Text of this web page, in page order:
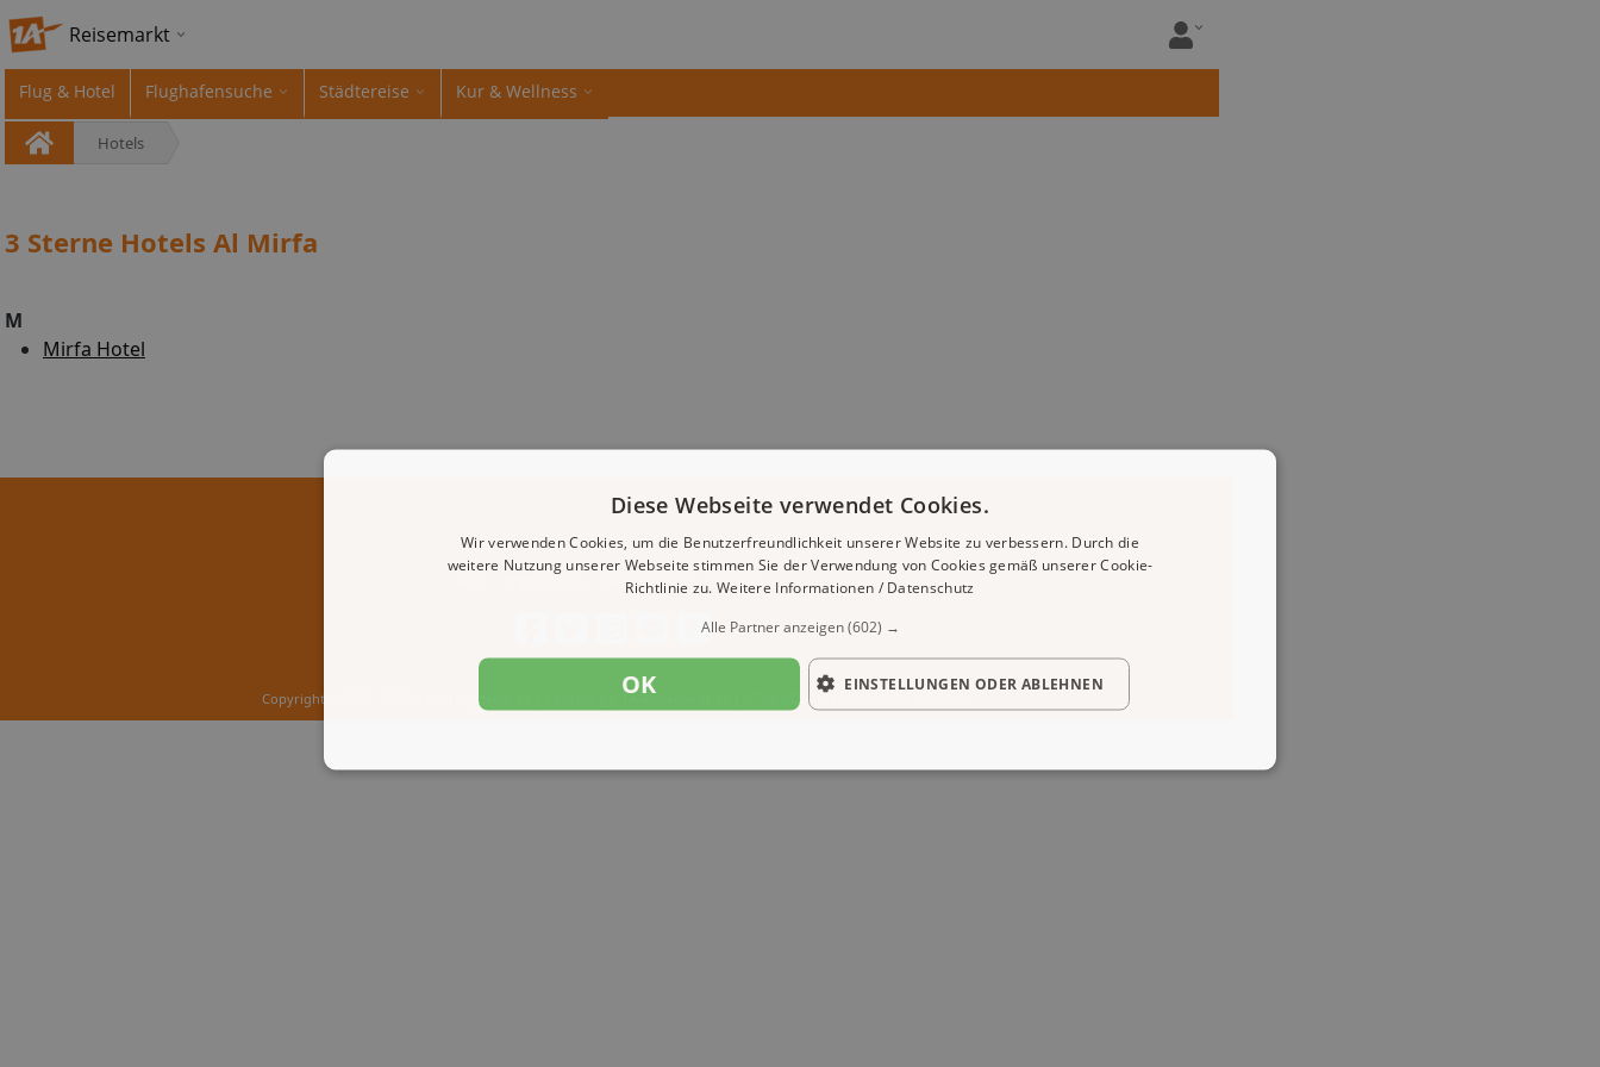
Reisemarkt
Flug & Hotel Flughafensuche Städtereise Kur & Wellness
Hotels
3 Sterne Hotels Al Mirfa
M
Mirfa Hotel
Impressum Datenschutz Cookies
Copyright © 2000 - 2026 1A-Infosysteme.de | Content by: 1A-Reisemarkt.de | 07.08.2026 | CFo: No|PATH ( 0.390)
Diese Webseite verwendet Cookies.
Wir verwenden Cookies, um die Benutzerfreundlichkeit unserer Website zu verbessern. Durch die
weitere Nutzung unserer Webseite stimmen Sie der Verwendung von Cookies gemäß unserer Cookie-
Richtlinie zu. Weitere Informationen / Datenschutz
Alle Partner anzeigen(602) →
OK EINSTELLUNGEN ODER ABLEHNEN